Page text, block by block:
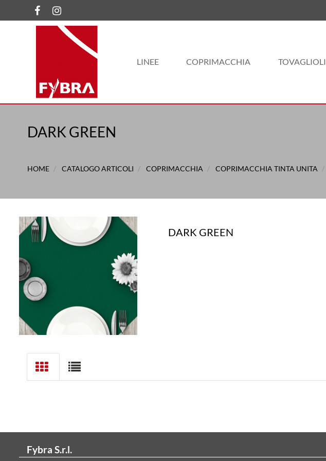
LINEE COPRIMACCHIA TOVAGLIOLI
DARK GREEN
HOME CATALOGO ARTICOLI COPRIMACCHIA COPRIMACCHIA TINTA UNITA
DARK GREEN
Fybra S.r.l.